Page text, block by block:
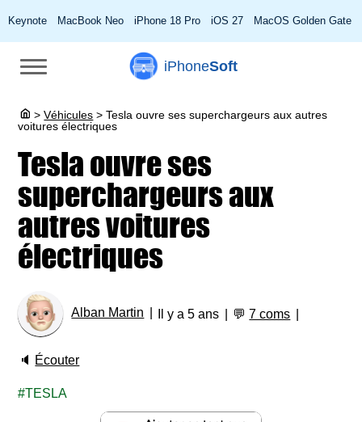
Keynote MacBook Neo iPhone 18 Pro iOS 27 MacOS Golden Gate
iPhoneSoft
> Véhicules > Tesla ouvre ses superchargeurs aux autres
voitures électriques
Tesla ouvre ses
superchargeurs aux
autres voitures
électriques
Alban Martin Il y a 5 ans 💬7 coms
🔈 Écouter
TESLA